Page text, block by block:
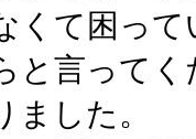
くて困っ
と言って
ました。